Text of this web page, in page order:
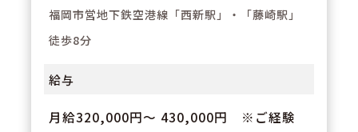
福岡市営地下鉄空港線「西新駅」・「藤崎駅」
徒歩8分
給与
月給320,000円～ 430,000円 ※ご経験